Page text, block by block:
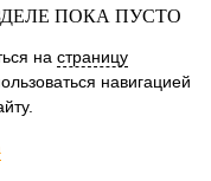
ПОКА ПУСТО
на страницу
навигацией